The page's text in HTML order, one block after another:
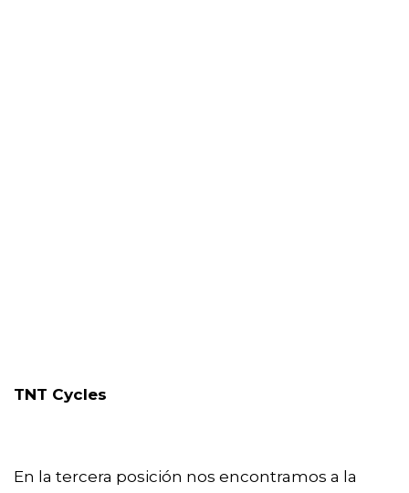
TNT Cycles
En la tercera posición nos encontramos a la